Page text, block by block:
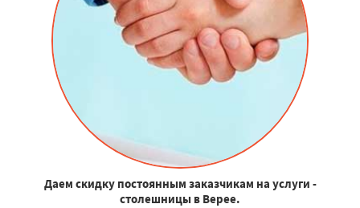
Даем скидку постоянным заказчикам на услуги -
столешницы в Верее.